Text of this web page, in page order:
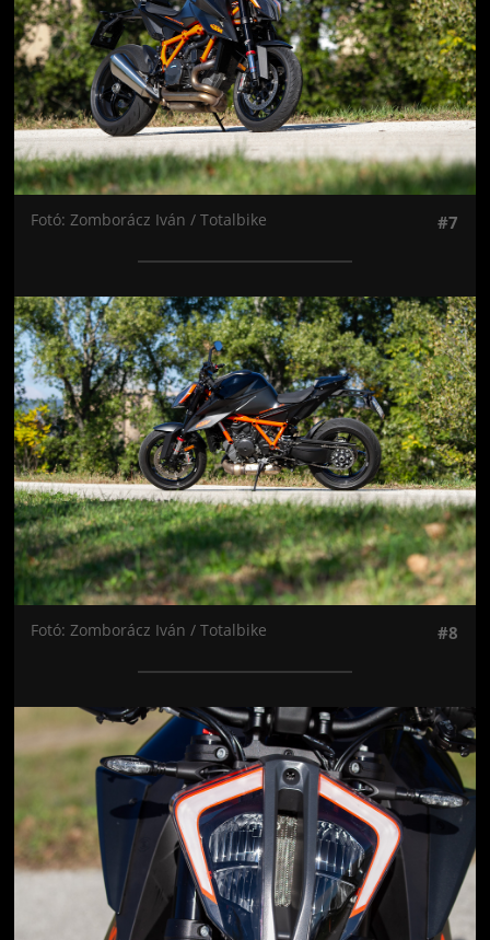
Fotó: Zomborácz Iván / Totalbike #7
Jön még kép!
Fotó: Zomborácz Iván / Totalbike #8
Jön még kép!